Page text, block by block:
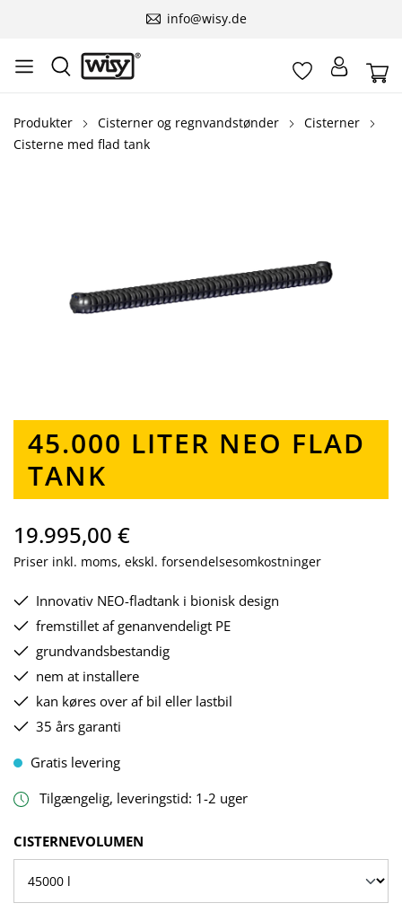
info@wisy.de
Produkter Cisterner og regnvandstønder
Cisterner
Cisterne med flad tank
45.000 LITER NEO FLAD
TANK
19.995,00 €
Priser inkl. moms, ekskl. forsendelsesomkostninger
Innovativ NEO-fladtank i bionisk design
fremstillet af genanvendeligt PE
grundvandsbestandig
nem at installere
kan køres over af bil eller lastbil
35 års garanti
Gratis levering
Tilgængelig, leveringstid: 1-2 uger
VÆLG
CISTERNEVOLUMEN